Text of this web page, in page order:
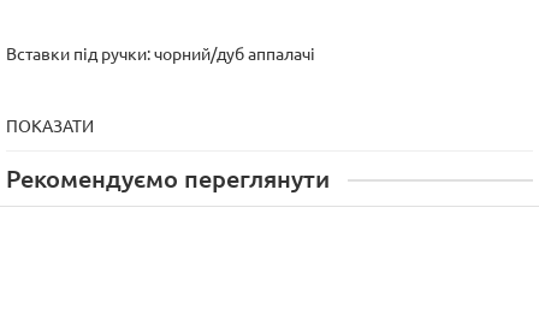
Вставки під ручки: чорний/дуб аппалачі
ПОКАЗАТИ
Рекомендуємо переглянути